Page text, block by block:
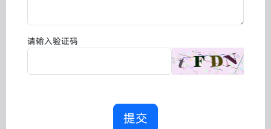
请输入验证码
提交